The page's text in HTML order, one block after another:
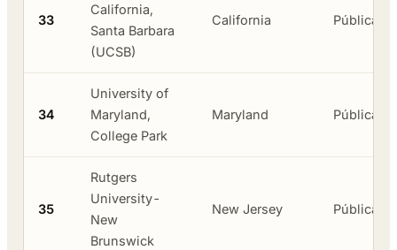
33
California,
Santa Barbara
(UCSB)
California Pública
34
University of
Maryland,
College Park
Maryland Pública
35
Rutgers
University-
New
Brunswick
New Jersey Pública